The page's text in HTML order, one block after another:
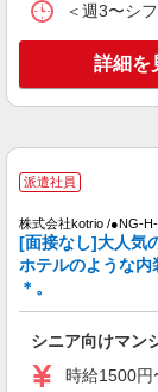
派遣社員
株式会社kotrio /
キ
＜週3〜シ
詳細を
派遣社員
株式会社kotrio /●NG-
[面接なし]大人気
ホテルのような
＊。
シニア向けマン
時給1500